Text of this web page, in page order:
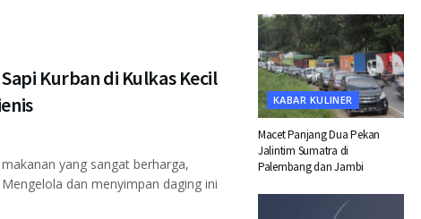
Kurban di Kulkas Kecil
yang sangat berharga,
dan menyimpan daging ini
KABAR KULINER
Macet Panjang Dua Pekan
Jalintim Sumatra di
Palembang dan Jambi